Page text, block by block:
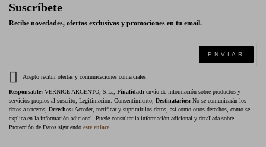
Suscríbete
Recibe novedades, ofertas exclusivas y promociones en tu email.
ENVIAR
Acepto recibir ofertas y comunicaciones comerciales
Responsable: VERNICE ARGENTO, S.L.; Finalidad: envío de información sobre productos y
servicios propios al suscrito; Legitimación: Consentimiento; Destinatarios: No se comunicarán los
datos a terceros; Derechos: Acceder, rectificar y suprimir los datos, así como otros derechos, como se
explica en la información adicional. Puede consultar la información adicional y detallada sobre
Protección de Datos siguiendo este enlace